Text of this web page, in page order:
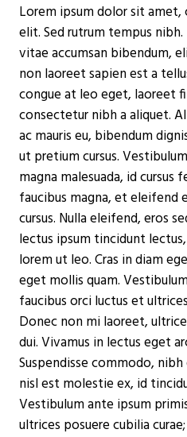
Lorem ipsum dolor sit
elit. Sed rutrum tempus
vitae accumsan bibendum,
non laoreet sapien est a
congue at leo eget, laoreet
consectetur nibh a aliquet.
ac mauris eu, bibendum
ut pretium cursus.
magna malesuada, id cursus
faucibus magna, et eleifend
cursus. Nulla eleifend, eros
lectus ipsum tincidunt
lorem ut leo. Cras in diam
eget mollis quam.
faucibus orci luctus et
Donec non mi laoreet,
dui. Vivamus in lectus eget
Suspendisse commodo,
nisl est molestie ex, id
Vestibulum ante ipsum
ultrices posuere cubilia curae;